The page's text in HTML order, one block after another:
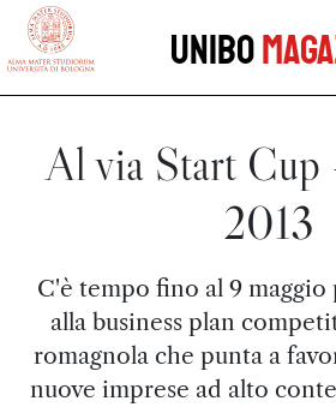
vai al contenuto della pagina
Unibo
Al via Start Cup
2013
C'è tempo fino al 9
alla business plan
romagnola che punta a
nuove imprese ad alto